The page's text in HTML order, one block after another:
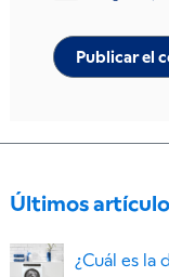
Últimos
¿Cuál es la